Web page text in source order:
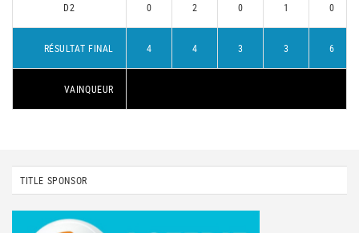
D2 0 2 0 1 0
RÉSULTAT FINAL 4 4 3 3 6
VAINQUEUR
TITLE SPONSOR